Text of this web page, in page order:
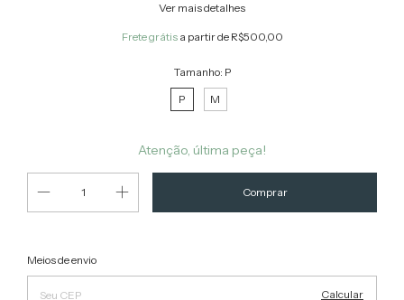
Ver mais detalhes
Frete grátis a partir de R$500,00
Tamanho: P
P
M
Atenção, última peça!
Entregas para o CEP:
Meios de envio
Calcular